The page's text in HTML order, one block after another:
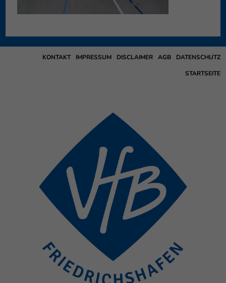
DATENSCHUTZ
AGB
DISCLAIMER
IMPRESSUM
KONTAKT
STARTSEITE